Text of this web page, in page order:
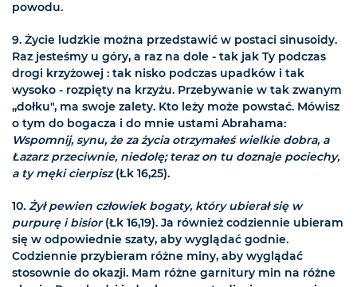
powodu.
9. Życie ludzkie można przedstawić w postaci sinusoidy.
Raz jesteśmy u góry, a raz na dole - tak jak Ty podczas
drogi krzyżowej : tak nisko podczas upadków i tak
wysoko - rozpięty na krzyżu. Przebywanie w tak zwanym
„dołku", ma swoje zalety. Kto leży może powstać. Mówisz
o tym do bogacza i do mnie ustami Abrahama:
Wspomnij, synu, że za życia otrzymałeś wielkie dobra, a
Łazarz przeciwnie, niedolę; teraz on tu doznaje pociechy,
a ty męki cierpisz(Łk 16,25).
10. Żył pewien człowiek bogaty, który ubierał się w
purpurę i bisior(Łk 16,19). Ja również codziennie ubieram
się w odpowiednie szaty, aby wyglądać godnie.
Codziennie przybieram różne miny, aby wyglądać
stosownie do okazji. Mam różne garnitury min na różne